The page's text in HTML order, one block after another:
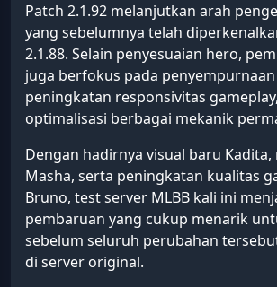
Patch 2.1.92 melanjutkan arah
yang sebelumnya telah
2.1.88. Selain penyesuaian hero,
juga berfokus pada
peningkatan responsivitas
optimalisasi berbagai mekanik
Dengan hadirnya visual baru
Masha, serta peningkatan kualitas
Bruno, test server MLBB kali ini
pembaruan yang cukup menarik
sebelum seluruh perubahan
di server original.